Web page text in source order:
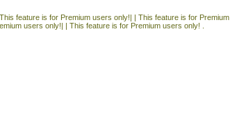
This feature is for Premium users only!| | This feature is for Premium
users only!| | This feature is for Premium users only! .